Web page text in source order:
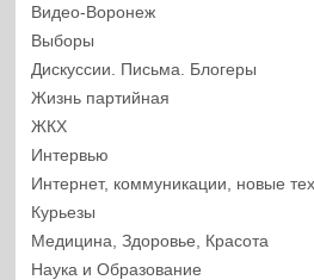
Видео-Воронеж
Выборы
Дискуссии. Письма. Блогеры
Жизнь партийная
ЖКХ
Интервью
Интернет, коммуникации, новые
Курьезы
Медицина, Здоровье, Красота
Наука и Образование